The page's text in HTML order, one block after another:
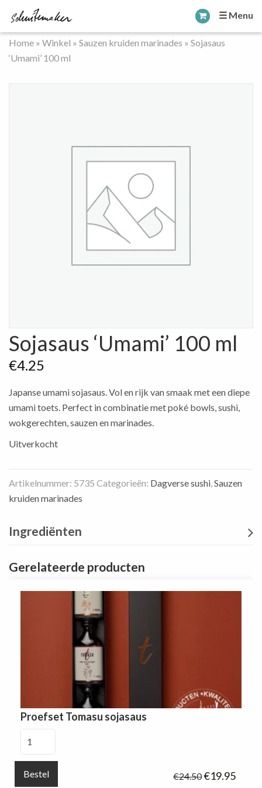
☰ Menu
Home » Winkel » Sauzen kruiden marinades » Sojasaus
‘Umami’ 100 ml
Sojasaus ‘Umami’ 100 ml
€4.25
Japanse umami sojasaus. Vol en rijk van smaak met een diepe
umami toets. Perfect in combinatie met poké bowls, sushi,
wokgerechten, sauzen en marinades.
Uitverkocht
Artikelnummer: 5735 Categorieën: Dagverse sushi,Sauzen
kruiden marinades
Ingrediënten
Gerelateerde producten
Proefset Tomasu sojasaus
€24.50€19.95
aantal
Bestel